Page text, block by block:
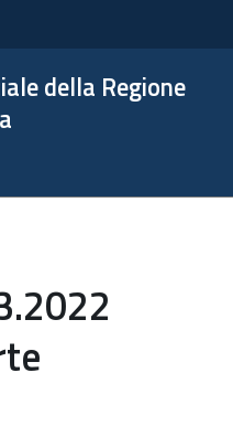
della Regione